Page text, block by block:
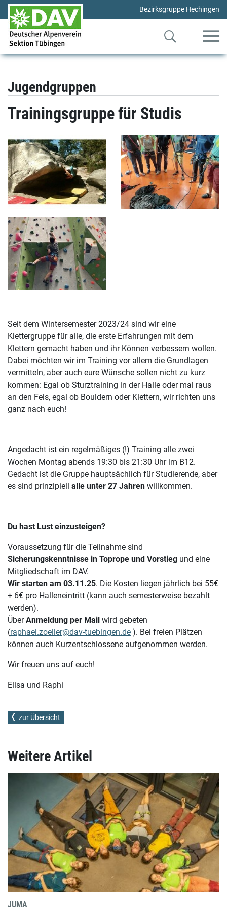
Bezirksgruppe Hechingen
Jugendgruppen
Trainingsgruppe für Studis
Seit dem Wintersemester 2023/24 sind wir eine
Klettergruppe für alle, die erste Erfahrungen mit dem
Klettern gemacht haben und ihr Können verbessern wollen.
Dabei möchten wir im Training vor allem die Grundlagen
vermitteln, aber auch eure Wünsche sollen nicht zu kurz
kommen: Egal ob Sturztraining in der Halle oder mal raus
an den Fels, egal ob Bouldern oder Klettern, wir richten uns
ganz nach euch!
Angedacht ist ein regelmäßiges (!) Training alle zwei
Wochen Montag abends 19:30 bis 21:30 Uhr im B12.
Gedacht ist die Gruppe hauptsächlich für Studierende, aber
es sind prinzipiell alle unter 27 Jahren willkommen.
Du hast Lust einzusteigen?
Voraussetzung für die Teilnahme sind
Sicherungskenntnisse in Toprope und Vorstieg und eine
Mitgliedschaft im DAV.
Wir starten am 03.11.25. Die Kosten liegen jährlich bei 55€
+ 6€ pro Halleneintritt (kann auch semesterweise bezahlt
werden).
ÜberAnmeldung per Mail wird gebeten
(raphael.zoeller@dav-tuebingen.de ). Bei freien Plätzen
können auch Kurzentschlossene aufgenommen werden.
Wir freuen uns auf euch!
Elisa und Raphi
zur Übersicht
Weitere Artikel
JUMA